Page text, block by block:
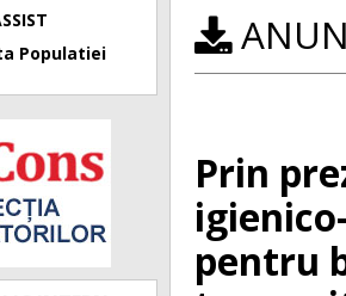
Populatiei
Prin
pentru